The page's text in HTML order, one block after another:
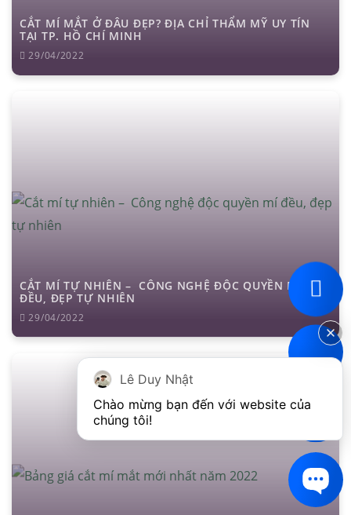
CẮT MÍ MẮT Ở ĐÂU ĐẸP? ĐỊA CHỈ THẨM MỸ UY TÍN
TẠI TP. HỒ CHÍ MINH
29/04/2022
CẮT MÍ TỰ NHIÊN – CÔNG NGHỆ ĐỘC QUYỀN MÍ
ĐỀU, ĐẸP TỰ NHIÊN
29/04/2022
Lê Duy Nhật
Chào mừng bạn đến với website của
chúng tôi!